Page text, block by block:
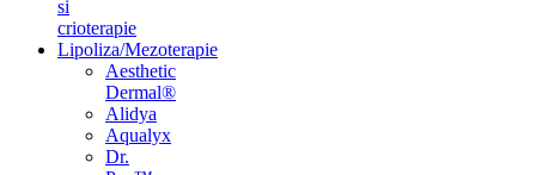
si
crioterapie
Lipoliza/Mezoterapie
Aesthetic
Dermal®
Alidya
Aqualyx
Dr.